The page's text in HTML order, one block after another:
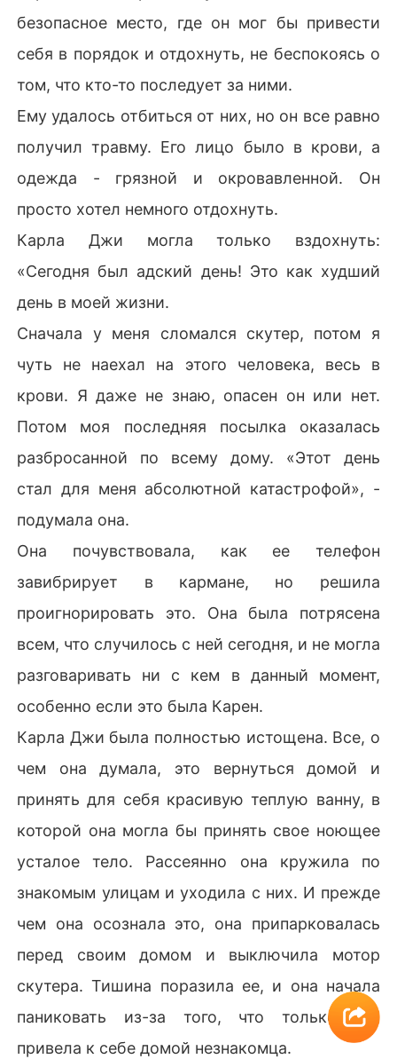
безопасное место, где он мог бы привести
себя в порядок и отдохнуть, не беспокоясь о
том, что кто-то последует за ними.
Ему удалось отбиться от них, но он все равно
получил травму. Его лицо было в крови, а
одежда - грязной и окровавленной. Он
просто хотел немного отдохнуть.
Карла Джи могла только вздохнуть:
«Сегодня был адский день! Это как худший
день в моей жизни.
Сначала у меня сломался скутер, потом я
чуть не наехал на этого человека, весь в
крови. Я даже не знаю, опасен он или нет.
Потом моя последняя посылка оказалась
разбросанной по всему дому. «Этот день
стал для меня абсолютной катастрофой», -
подумала она.
Она почувствовала, как ее телефон
завибрирует в кармане, но решила
проигнорировать это. Она была потрясена
всем, что случилось с ней сегодня, и не могла
разговаривать ни с кем в данный момент,
особенно если это была Карен.
Карла Джи была полностью истощена. Все, о
чем она думала, это вернуться домой и
принять для себя красивую теплую ванну, в
которой она могла бы принять свое ноющее
усталое тело. Рассеянно она кружила по
знакомым улицам и уходила с них. И прежде
чем она осознала это, она припарковалась
перед своим домом и выключила мотор
скутера. Тишина поразила ее, и она начала
паниковать из-за того, что только что
привела к себе домой незнакомца.